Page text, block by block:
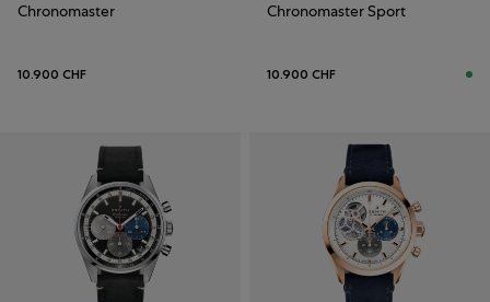
Chronomaster
10.900 CHF
Chronomaster Sport
10.900 CHF